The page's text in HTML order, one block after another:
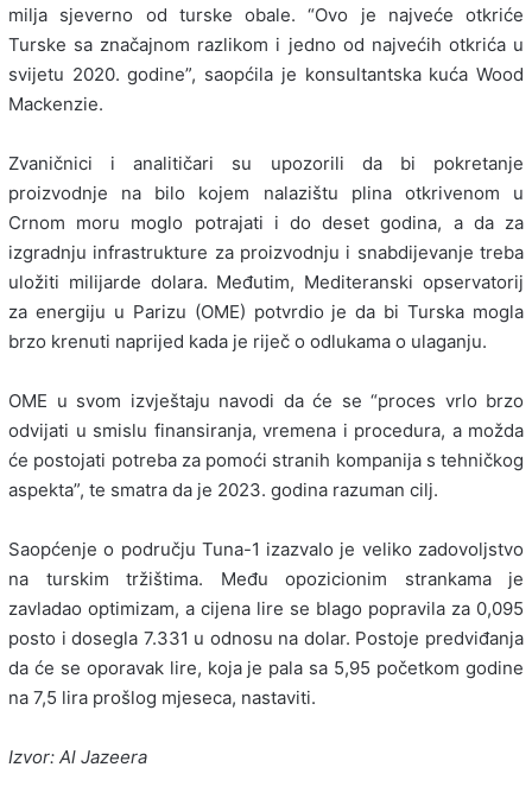
milja sjeverno od turske obale. “Ovo je najveće otkriće
Turske sa značajnom razlikom i jedno od najvećih otkrića u
svijetu 2020. godine”, saopćila je konsultantska kuća Wood
Mackenzie.
Zvaničnici i analitičari su upozorili da bi pokretanje
proizvodnje na bilo kojem nalazištu plina otkrivenom u
Crnom moru moglo potrajati i do deset godina, a da za
izgradnju infrastrukture za proizvodnju i snabdijevanje treba
uložiti milijarde dolara. Međutim, Mediteranski opservatorij
za energiju u Parizu (OME) potvrdio je da bi Turska mogla
brzo krenuti naprijed kada je riječ o odlukama o ulaganju.
OME u svom izvještaju navodi da će se “proces vrlo brzo
odvijati u smislu finansiranja, vremena i procedura, a možda
će postojati potreba za pomoći stranih kompanija s tehničkog
aspekta”, te smatra da je 2023. godina razuman cilj.
Saopćenje o području Tuna-1 izazvalo je veliko zadovoljstvo
na turskim tržištima. Među opozicionim strankama je
zavladao optimizam, a cijena lire se blago popravila za 0,095
posto i dosegla 7.331 u odnosu na dolar. Postoje predviđanja
da će se oporavak lire, koja je pala sa 5,95 početkom godine
na 7,5 lira prošlog mjeseca, nastaviti.
Izvor: Al Jazeera